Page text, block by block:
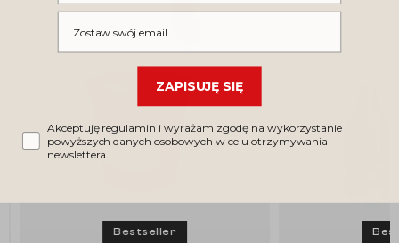
Bestseller
ZAPISUJĘ SIĘ
Akceptuję regulamin i wyrażam zgodę na wykorzystanie
powyższych danych osobowych w celu otrzymywania
newslettera.